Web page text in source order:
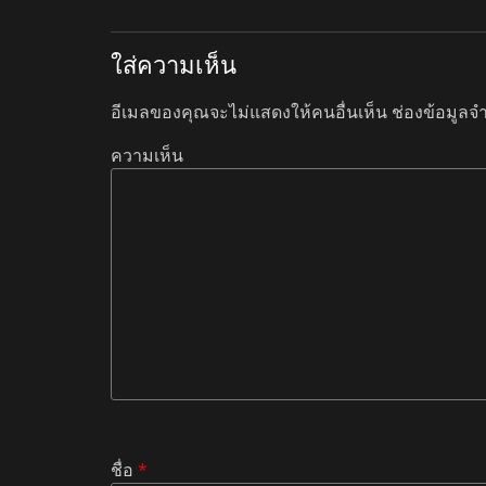
ใส่ความเห็น
อีเมลของคุณจะไม่แสดงให้คนอื่นเห็น ช่องข้อมูลจ
ความเห็น
ชื่อ *